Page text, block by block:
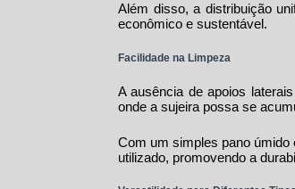
Além disso, a distribuição
econômico e sustentável.
Facilidade na Limpeza
A ausência de apoios
onde a sujeira possa se
Com um simples pano úmido
utilizado, promovendo a